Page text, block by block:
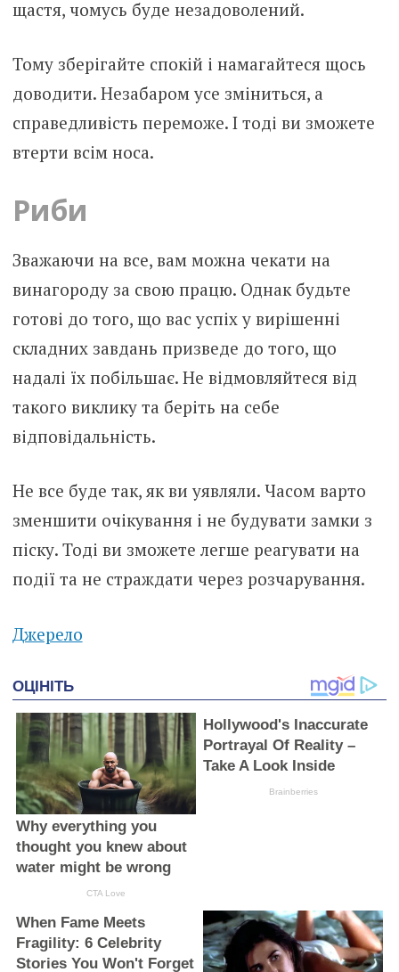
щастя, чомусь буде незадоволений.
Тому зберігайте спокій і намагайтеся щось
доводити. Незабаром усе зміниться, а
справедливість переможе. І тоді ви зможете
втерти всім носа.
Риби
Зважаючи на все, вам можна чекати на
винагороду за свою працю. Однак будьте
готові до того, що вас успіх у вирішенні
складних завдань призведе до того, що
надалі їх побільшає. Не відмовляйтеся від
такого виклику та беріть на себе
відповідальність.
Не все буде так, як ви уявляли. Часом варто
зменшити очікування і не будувати замки з
піску. Тоді ви зможете легше реагувати на
події та не страждати через розчарування.
Джерело